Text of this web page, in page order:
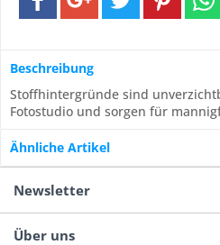
Beschreibung
Stoffhintergründe sind
Fotostudio und sorgen für
Ähnliche Artikel
Newsletter
Über uns